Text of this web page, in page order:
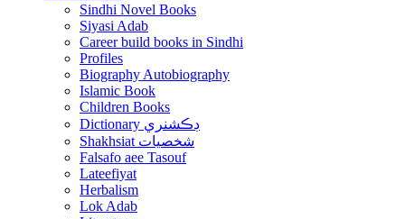
Sindhi Novel Books
Siyasi Adab
Career build books in Sindhi
Profiles
Biography Autobiography
Islamic Book
Children Books
Dictionary ڊڪشنري
Shakhsiat شخصيات
Falsafo aee Tasouf
Lateefiyat
Herbalism
Lok Adab